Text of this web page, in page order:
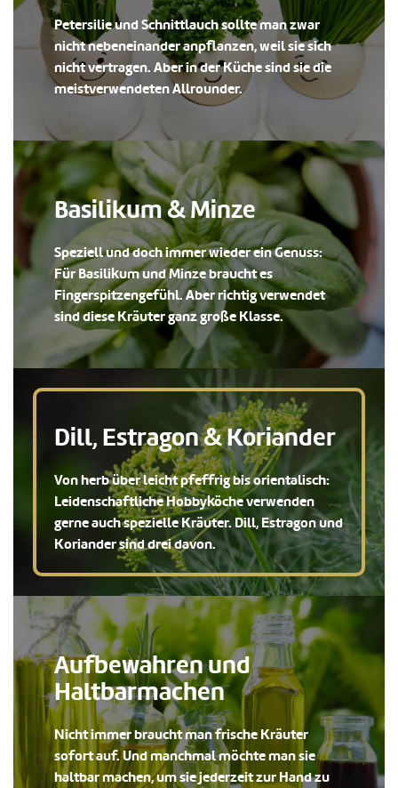
Petersilie und Schnittlauch sollte man zwar
nicht nebeneinander anpflanzen, weil sie sich
nicht vertragen. Aber in der Küche sind sie die
meistverwendeten Allrounder.
Basilikum & Minze
Speziell und doch immer wieder ein Genuss:
Für Basilikum und Minze braucht es
Fingerspitzengefühl. Aber richtig verwendet
sind diese Kräuter ganz große Klasse.
Dill, Estragon & Koriander
Von herb über leicht pfeffrig bis orientalisch:
Leidenschaftliche Hobbyköche verwenden
gerne auch spezielle Kräuter. Dill, Estragon und
Koriander sind drei davon.
Aufbewahren und
Haltbarmachen
Nicht immer braucht man frische Kräuter
sofort auf. Und manchmal möchte man sie
haltbar machen, um sie jederzeit zur Hand zu